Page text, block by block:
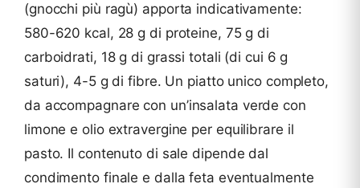
(gnocchi più ragù) apporta indicativamente:
580-620 kcal, 28 g di proteine, 75 g di
carboidrati, 18 g di grassi totali (di cui 6 g
saturi), 4-5 g di fibre. Un piatto unico completo,
da accompagnare con un’insalata verde con
limone e olio extravergine per equilibrare il
pasto. Il contenuto di sale dipende dal
condimento finale e dalla feta eventualmente